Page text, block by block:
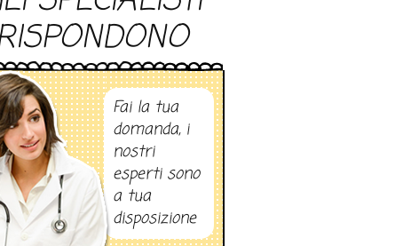
Fai la tua
domanda, i
nostri
esperti sono
a tua
disposizione